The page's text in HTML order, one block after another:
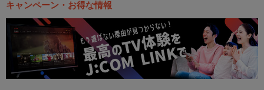
キャンペーン・お得な情報